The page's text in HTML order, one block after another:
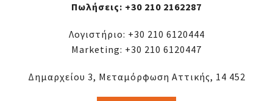
Πωλήσεις: +30 210 2162287
Λογιστήριο: +30 210 6120444
Marketing: +30 210 6120447
Δημαρχείου 3, Μεταμόρφωση Αττικής, 14 452